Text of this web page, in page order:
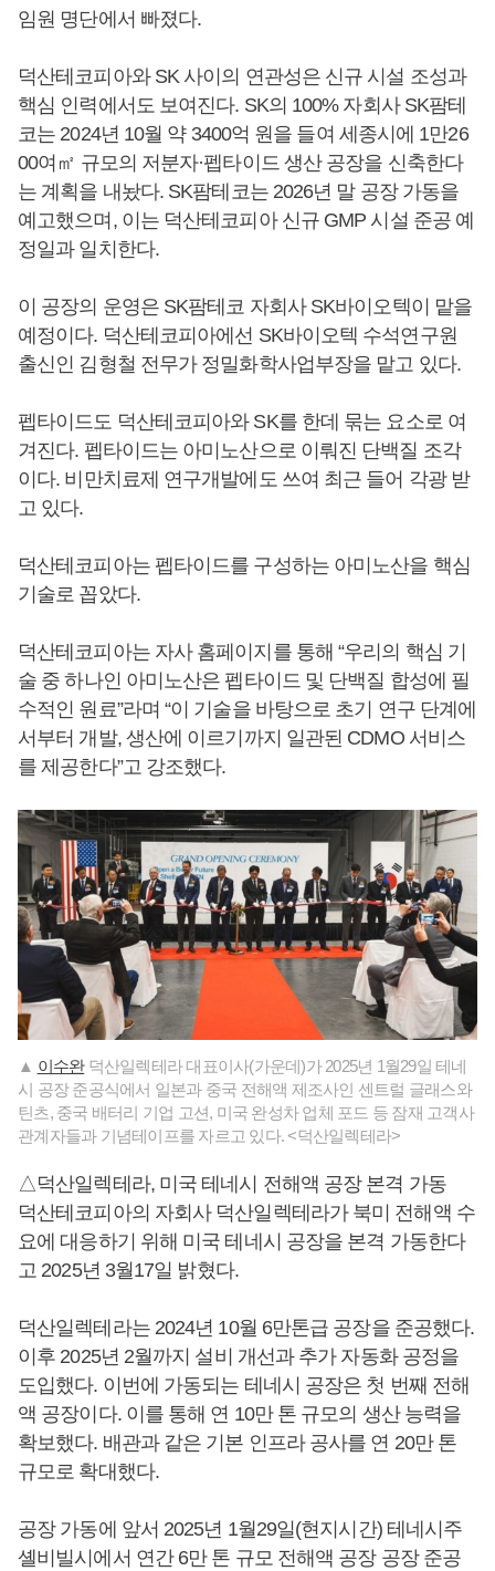
임원 명단에서 빠졌다.
덕산테코피아와 SK 사이의 연관성은 신규 시설 조성과
핵심 인력에서도 보여진다. SK의 100% 자회사 SK팜테
코는 2024년 10월 약 3400억 원을 들여 세종시에 1만26
00여㎡ 규모의 저분자·펩타이드 생산 공장을 신축한다
는 계획을 내놨다. SK팜테코는 2026년 말 공장 가동을
예고했으며, 이는 덕산테코피아 신규 GMP 시설 준공 예
정일과 일치한다.
이 공장의 운영은 SK팜테코 자회사 SK바이오텍이 맡을
예정이다. 덕산테코피아에선 SK바이오텍 수석연구원
출신인 김형철 전무가 정밀화학사업부장을 맡고 있다.
펩타이드도 덕산테코피아와 SK를 한데 묶는 요소로 여
겨진다. 펩타이드는 아미노산으로 이뤄진 단백질 조각
이다. 비만치료제 연구개발에도 쓰여 최근 들어 각광 받
고 있다.
덕산테코피아는 펩타이드를 구성하는 아미노산을 핵심
기술로 꼽았다.
덕산테코피아는 자사 홈페이지를 통해 “우리의 핵심 기
술 중 하나인 아미노산은 펩타이드 및 단백질 합성에 필
수적인 원료”라며 “이 기술을 바탕으로 초기 연구 단계에
서부터 개발, 생산에 이르기까지 일관된 CDMO 서비스
를 제공한다”고 강조했다.
▲ 이수완덕산일렉테라 대표이사(가운데)가 2025년 1월29일 테네
시 공장 준공식에서 일본과 중국 전해액 제조사인 센트럴 글래스와
틴츠, 중국 배터리 기업 고션, 미국 완성차 업체 포드 등 잠재 고객사
관계자들과 기념테이프를 자르고 있다. <덕산일렉테라>
△덕산일렉테라, 미국 테네시 전해액 공장 본격 가동
덕산테코피아의 자회사 덕산일렉테라가 북미 전해액 수
요에 대응하기 위해 미국 테네시 공장을 본격 가동한다
고 2025년 3월17일 밝혔다.
덕산일렉테라는 2024년 10월 6만톤급 공장을 준공했다.
이후 2025년 2월까지 설비 개선과 추가 자동화 공정을
도입했다. 이번에 가동되는 테네시 공장은 첫 번째 전해
액 공장이다. 이를 통해 연 10만 톤 규모의 생산 능력을
확보했다. 배관과 같은 기본 인프라 공사를 연 20만 톤
규모로 확대했다.
공장 가동에 앞서 2025년 1월29일(현지시간) 테네시주
셸비빌시에서 연간 6만 톤 규모 전해액 공장 공장 준공